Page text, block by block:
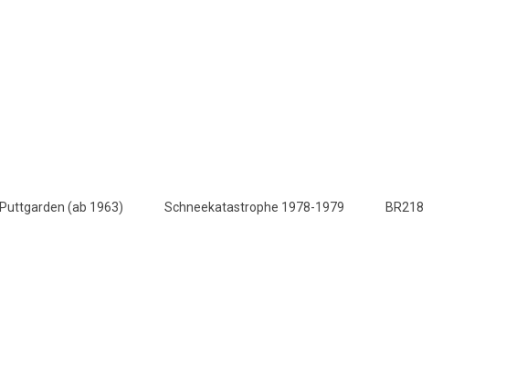
(ab 1963) Schneekatastrophe 1978-1979 BR218
Mole im Eiswinter Februar 1985